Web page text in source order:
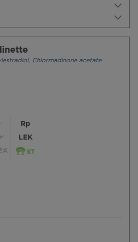
, Chlormadinone acetate
Rp
LEK